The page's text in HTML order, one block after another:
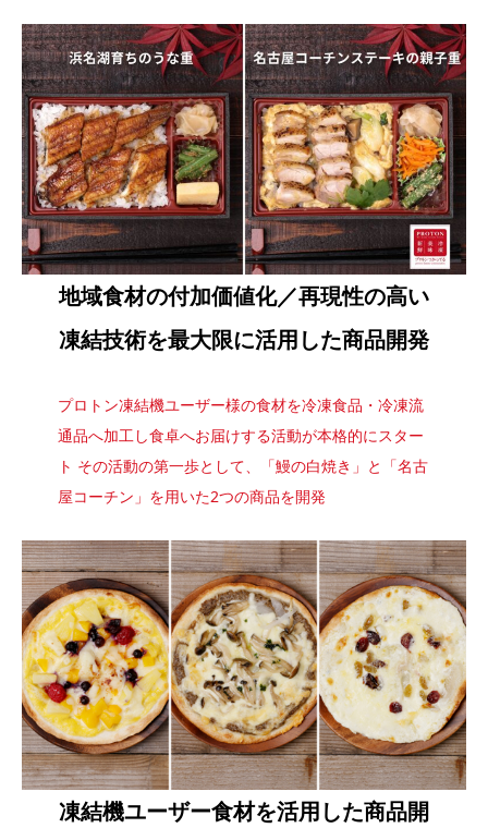
地域食材の付加価値化／再現性の高い
凍結技術を最大限に活用した商品開発​
プロトン凍結機ユーザー様の食材を冷凍食品・冷凍流
通品へ加工し食卓へお届けする活動が本格的にスター
ト その活動の第一歩として、「鰻の白焼き」と「名古
屋コーチン」を用いた2つの商品を開発
凍結機ユーザー食材を活用した商品開